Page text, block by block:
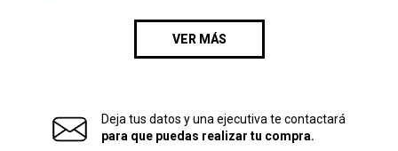
VER MÁS
Deja tus datos y una ejecutiva te contactará
para que puedas realizar tu compra.